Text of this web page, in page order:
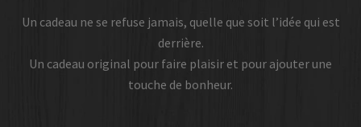
Un cadeau ne se refuse jamais, quelle que soit l’idée qui est
derrière.
Un cadeau original pour faire plaisir et pour ajouter une
touche de bonheur.